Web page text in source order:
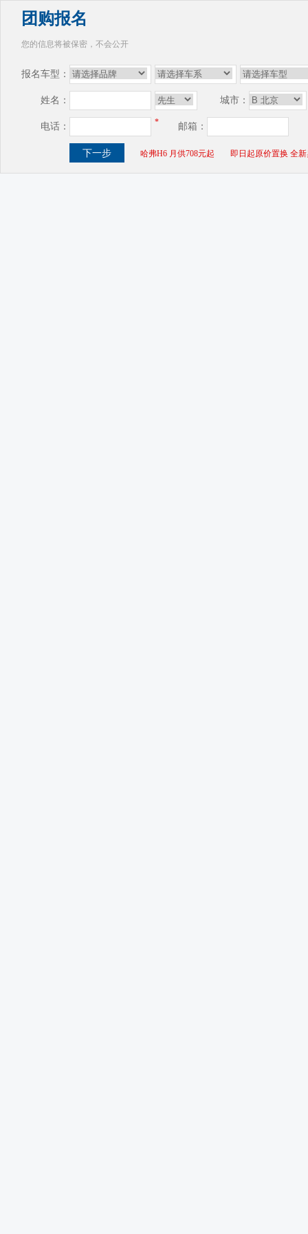
团购报名
您的信息将被保密，不会公开
报名车型：
姓名： 城市：
电话： * 邮箱：
哈弗H6 月供708元起 即日起原价置换 全